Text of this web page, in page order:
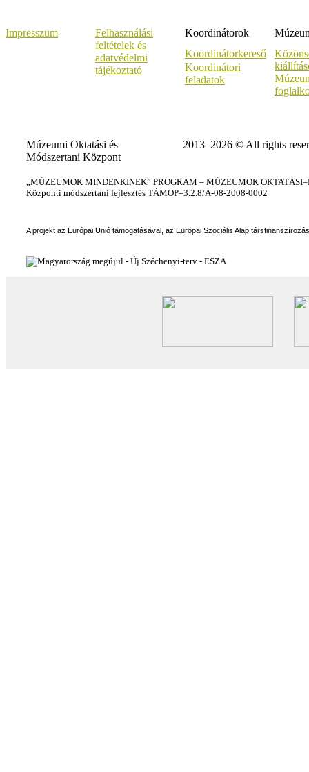
Impresszum
Felhasználási
feltételek és
adatvédelmi
tájékoztató
Koordinátorok
Koordinátorkereső
Koordinátori
feladatok
Múzeumi Oktatási és
Módszertani Központ
2013–2026 © All rights
„MÚZEUMOK MINDENKINEK” PROGRAM – MÚZEUMOK
Központi módszertani fejlesztés TÁMOP–3.2.8/A-08-2008-0002
A projekt az Európai Unió támogatásával, az Európai Szociális Alap